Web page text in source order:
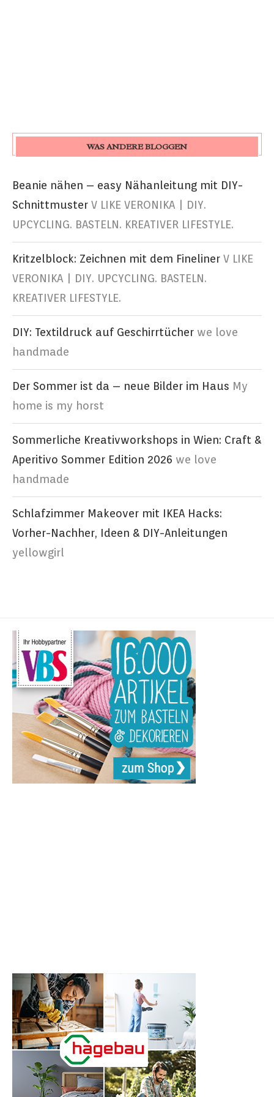
WAS ANDERE BLOGGEN
Beanie nähen – easy Nähanleitung mit DIY-
Schnittmuster V LIKE VERONIKA | DIY.
UPCYCLING. BASTELN. KREATIVER LIFESTYLE.
Kritzelblock: Zeichnen mit dem Fineliner V LIKE
VERONIKA | DIY. UPCYCLING. BASTELN.
KREATIVER LIFESTYLE.
DIY: Textildruck auf Geschirrtücher we love
handmade
Der Sommer ist da – neue Bilder im Haus My
home is my horst
Sommerliche Kreativworkshops in Wien: Craft &
Aperitivo Sommer Edition 2026 we love
handmade
Schlafzimmer Makeover mit IKEA Hacks:
Vorher-Nachher, Ideen & DIY-Anleitungen
yellowgirl